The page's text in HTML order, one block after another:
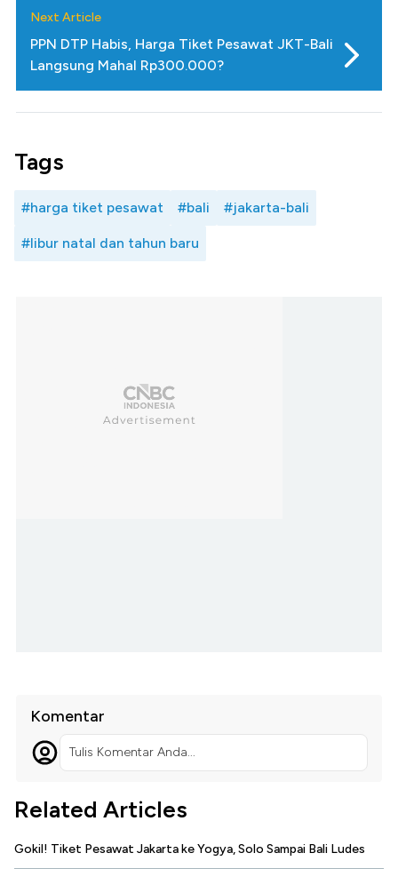
Next Article
PPN DTP Habis, Harga Tiket Pesawat JKT-Bali
Langsung Mahal Rp300.000?
Tags
#harga tiket pesawat #bali #jakarta-bali
#libur natal dan tahun baru
Komentar
Tulis Komentar Anda...
Related Articles
Gokil! Tiket Pesawat Jakarta ke Yogya, Solo Sampai Bali Ludes